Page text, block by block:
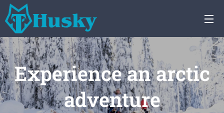
Experience an arctic
adventure